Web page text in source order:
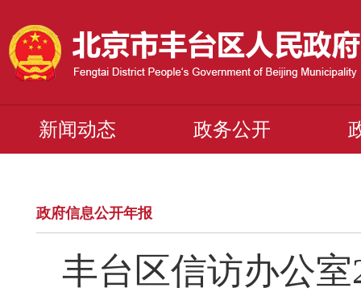
新闻动态 政务公开
政府信息公开年报
丰台区信访办公